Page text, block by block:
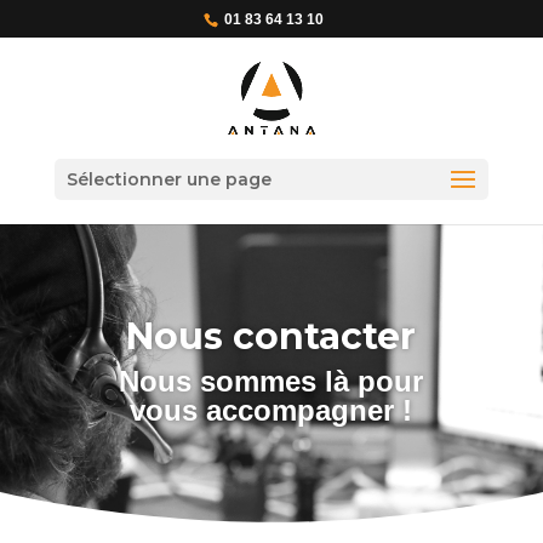
01 83 64 13 10
Sélectionner une page
Nous contacter
Nous sommes là pour
vous accompagner !